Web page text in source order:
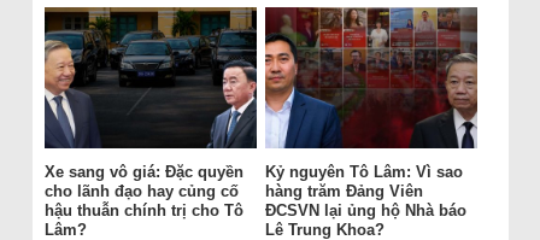
Xe sang vô giá: Đặc quyền
cho lãnh đạo hay củng cố
hậu thuẫn chính trị cho Tô
Lâm?
Kỷ nguyên Tô Lâm: Vì sao
hàng trăm Đảng Viên
ĐCSVN lại ủng hộ Nhà báo
Lê Trung Khoa?